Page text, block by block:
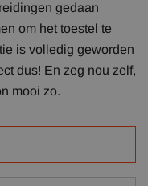
gedaan
om het toestel te
is volledig geworden
dus! En zeg nou zelf,
mooi zo.